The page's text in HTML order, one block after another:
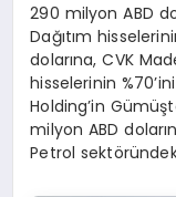
290 milyon ABD
Dağıtım
dolarına, CVK
hisselerinin
Holding’in
milyon ABD
Petrol